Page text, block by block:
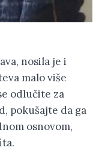
nosila je i
malo više
odlučite za
pokušajte da ga
osnovom,